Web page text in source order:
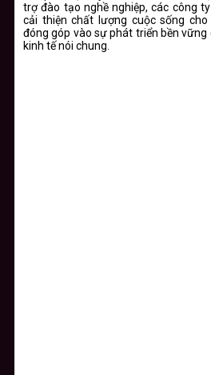
trợ đào tạo nghề nghiệp, các công
cải thiện chất lượng cuộc sống
đóng góp vào sự phát triển bền vững
kinh tế nói chung.